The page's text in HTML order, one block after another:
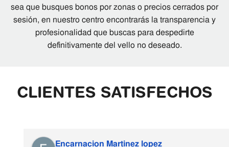
sea que busques bonos por zonas o precios cerrados por
sesión, en nuestro centro encontrarás la transparencia y
profesionalidad que buscas para despedirte
definitivamente del vello no deseado.
CLIENTES SATISFECHOS
Encarnacion Martinez lopez